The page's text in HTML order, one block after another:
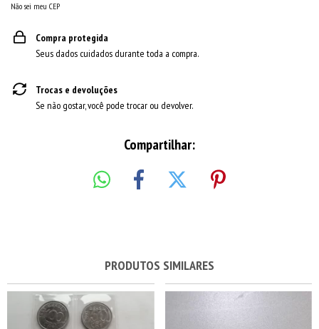
Não sei meu CEP
Compra protegida
Seus dados cuidados durante toda a compra.
Trocas e devoluções
Se não gostar, você pode trocar ou devolver.
Compartilhar:
PRODUTOS SIMILARES